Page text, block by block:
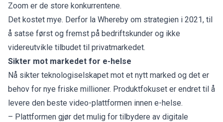
Zoom er de store konkurrentene.
Det kostet mye. Derfor la Whereby om strategien i 2021, til
å satse først og fremst på bedriftskunder og ikke
videreutvikle tilbudet til privatmarkedet.
Sikter mot markedet for e-helse
Nå sikter teknologiselskapet mot et nytt marked og det er
behov for nye friske millioner. Produktfokuset er endret til å
levere den beste video-plattformen innen e-helse.
– Plattformen gjør det mulig for tilbydere av digitale